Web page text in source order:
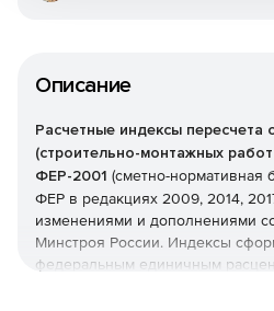
Описание
Расчетные индексы пересчета
(строительно-монтажных
ФЕР-2001 (сметно-нормативная
ФЕР в редакциях 2009, 2014,
изменениями и дополнениями
Минстроя России. Индексы
федеральным единичным